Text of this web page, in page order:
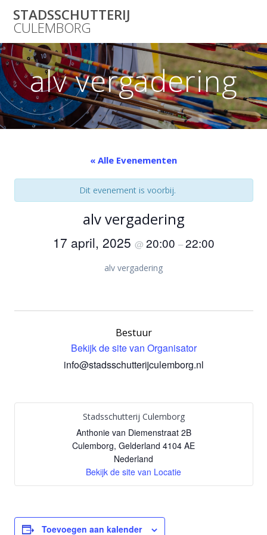
STADSSCHUTTERIJ
CULEMBORG
alv vergadering
« Alle Evenementen
Dit evenement is voorbij.
alv vergadering
17 april, 2025 @ 20:00 –22:00
alv vergadering
Bestuur
Bekijk de site van Organisator
info@stadsschutterijculemborg.nl
Stadsschutterij Culemborg
Anthonie van Diemenstraat 2B
Culemborg, Gelderland 4104 AE
Nederland
Bekijk de site van Locatie
Toevoegen aan kalender